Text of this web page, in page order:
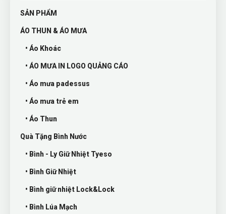
SẢN PHẨM
ÁO THUN & ÁO MƯA
• Áo Khoác
• ÁO MƯA IN LOGO QUẢNG CÁO
• Áo mưa padessus
• Áo mưa trẻ em
• Áo Thun
Quà Tặng Bình Nước
• Bình - Ly Giữ Nhiệt Tyeso
• Bình Giữ Nhiệt
• Bình giữ nhiệt Lock&Lock
• Bình Lúa Mạch